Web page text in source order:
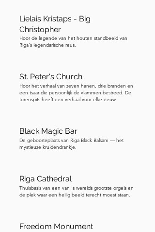
Lielais Kristaps - Big
Christopher
Hoor de legende van het houten standbeeld van
Riga's legendarische reus.
St. Peter's Church
Hoor het verhaal van zeven hanen, drie branden en
een tsaar die persoonlijk de vlammen bestreed. De
torenspits heeft een verhaal voor elke eeuw.
Black Magic Bar
De geboorteplaats van Riga Black Balsam — het
mystieuze kruidendrankje.
Riga Cathedral
Thuisbasis van een van 's werelds grootste orgels en
de plek waar een heilig beeld terecht moest staan.
Freedom Monument